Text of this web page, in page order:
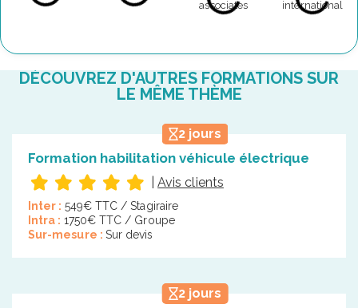
DÉCOUVREZ D'AUTRES FORMATIONS SUR
LE MÊME THÈME
2 jours
Formation habilitation véhicule électrique
Avis clients
Inter : 549€ TTC / Stagiraire
Intra : 1750€ TTC / Groupe
Sur-mesure : Sur devis
2 jours